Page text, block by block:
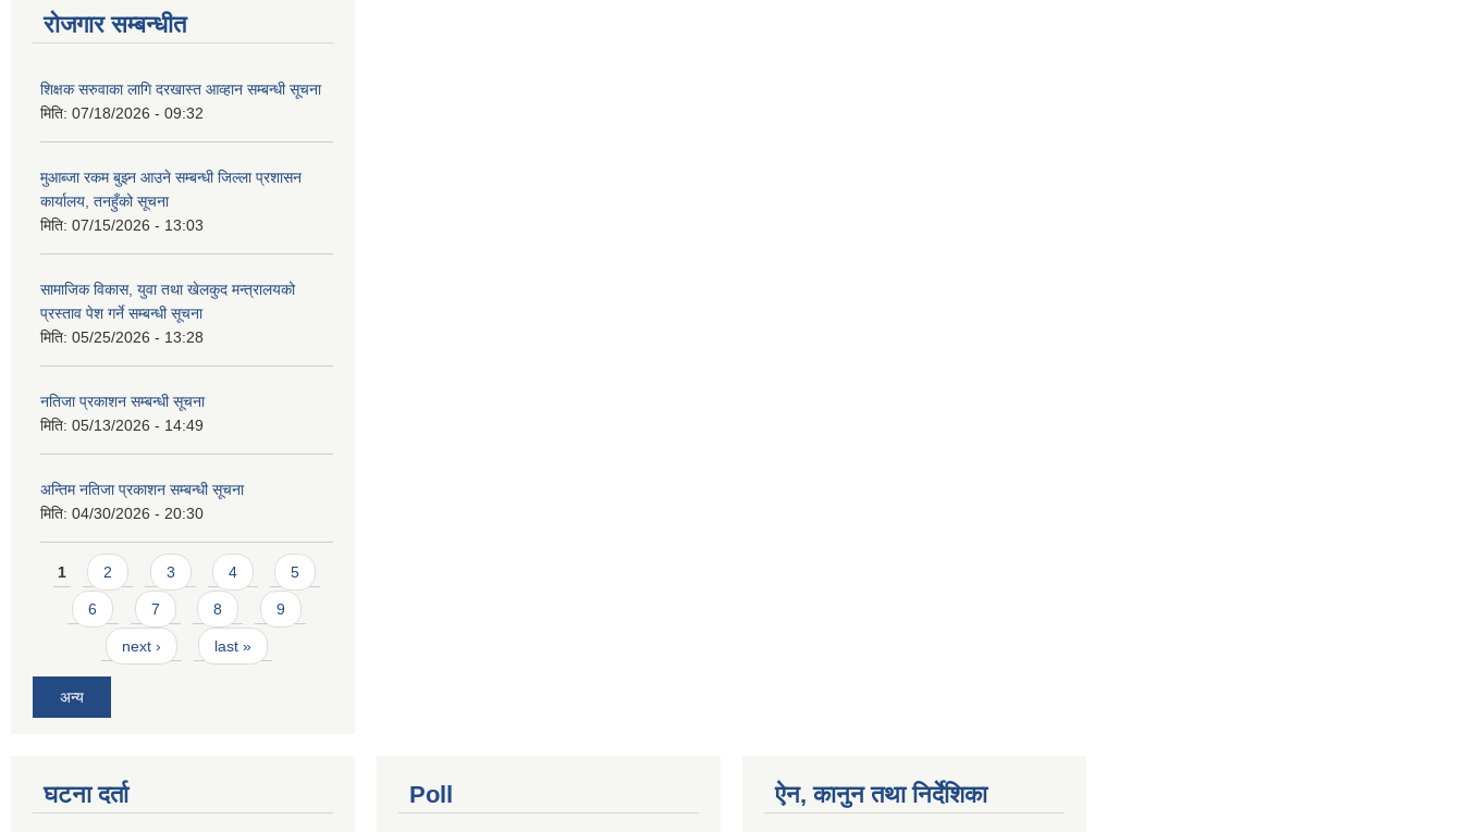
रोजगार सम्बन्धीत
शिक्षक सरुवाका लागि दरखास्त आव्हान सम्बन्धी सूचना
मिति: 07/18/2026 - 09:32
मुआब्जा रकम बुझ्न आउने सम्बन्धी जिल्ला प्रशासन
कार्यालय, तनहुँको सूचना
मिति: 07/15/2026 - 13:03
सामाजिक विकास, युवा तथा खेलकुद मन्त्रालयको
प्रस्ताव पेश गर्ने सम्बन्धी सूचना
मिति: 05/25/2026 - 13:28
नतिजा प्रकाशन सम्बन्धी सूचना
मिति: 05/13/2026 - 14:49
अन्तिम नतिजा प्रकाशन सम्बन्धी सूचना
मिति: 04/30/2026 - 20:30
Pages
1 2 3 4 5
6 7 8 9
next › last »
अन्य
घटना दर्ता Poll ऐन, कानुन तथा निर्देशिका